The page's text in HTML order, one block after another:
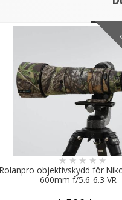
Rolanpro objektivskydd för
600mm f/5.6-6.3 VR
★★★★★